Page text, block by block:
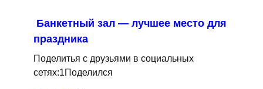
Банкетный зал — лучшее место для
праздника
Поделитья с друзьями в социальных
сетях:1Поделился